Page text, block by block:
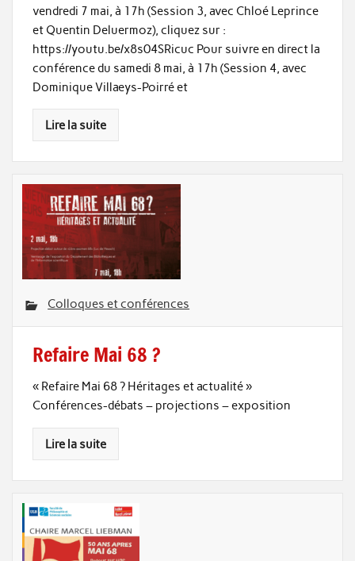
vendredi 7 mai, à 17h (Session 3, avec Chloé Leprince
et Quentin Deluermoz), cliquez sur :
https://youtu.be/x8s04SRicuc Pour suivre en direct la
conférence du samedi 8 mai, à 17h (Session 4, avec
Dominique Villaeys-Poirré et
Lire la suite
Colloques et conférences
Refaire Mai 68 ?
« Refaire Mai 68 ? Héritages et actualité »
Conférences-débats – projections – exposition
Lire la suite